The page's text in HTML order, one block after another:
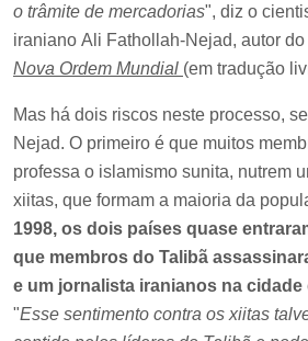
o trâmite de mercadorias", diz o
iraniano Ali Fathollah-Nejad, autor
Nova Ordem Mundial (em tradução
Mas há dois riscos neste processo,
Nejad. O primeiro é que muitos
professa o islamismo sunita, nutrem
xiitas, que formam a maioria da
1998, os dois países quase
que membros do Talibã
e um jornalista iranianos na cidade
"Esse sentimento contra os xiitas